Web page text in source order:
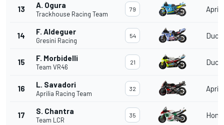
13 A. Ogura
Trackhouse Racing Team
79
14 F. Aldeguer
Gresini Racing
54
15 F. Morbidelli
Team VR46
21
16 L. Savadori
Aprilia Racing Team
32
17 S. Chantra
Team LCR
35